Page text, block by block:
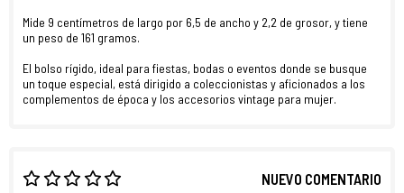
Mide 9 centímetros de largo por 6,5 de ancho y 2,2 de grosor, y tiene
un peso de 161 gramos.
El bolso rígido, ideal para fiestas, bodas o eventos donde se busque
un toque especial, está dirigido a coleccionistas y aficionados a los
complementos de época y los accesorios vintage para mujer.
NUEVO COMENTARIO